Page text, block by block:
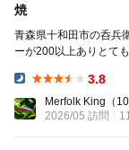
焼
青森県十和田市の呑兵
ーが200以上ありとて
3.8
Merfolk King （
2026/05 訪問